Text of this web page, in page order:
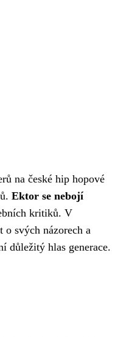
na české hip hopové
Ektor se nebojí
kritiků. V
svých názorech a
důležitý hlas generace.